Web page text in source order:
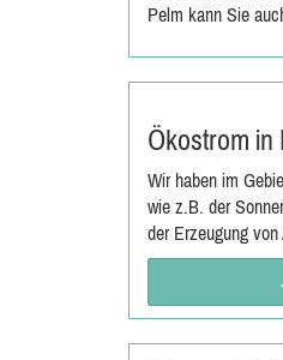
Pelm kann Sie
Ökostrom in
Wir haben im
wie z.B. der
der Erzeugung